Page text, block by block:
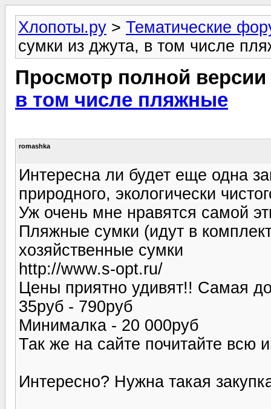
Хлопоты.ру > Тематические
сумки из джута, в том числе
Просмотр полной
в том числе пляжные
romashka
Интересна ли будет еще одна
природного, экологически
Уж очень мне нравятся самой
Пляжные сумки (идут в
хозяйственные сумки
http://www.s-opt.ru/
Цены приятно удивят!! Самая
35руб - 790руб
Минималка - 20 000руб
Так же на сайте почитайте всю
Интересно? Нужна такая